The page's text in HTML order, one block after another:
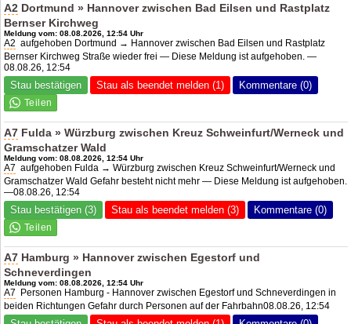
A2 Dortmund » Hannover zwischen Bad Eilsen und Rastplatz
Bernser Kirchweg
Meldung vom: 08.08.2026, 12:54 Uhr
A2 aufgehoben Dortmund → Hannover zwischen Bad Eilsen und Rastplatz
Bernser Kirchweg Straße wieder frei — Diese Meldung ist aufgehoben. —
08.08.26, 12:54
Stau bestätigen Stau als beendet melden (1) Kommentare (0)
A7 Fulda » Würzburg zwischen Kreuz Schweinfurt/Werneck und
Gramschatzer Wald
Meldung vom: 08.08.2026, 12:54 Uhr
A7 aufgehoben Fulda → Würzburg zwischen Kreuz Schweinfurt/Werneck und
Gramschatzer Wald Gefahr besteht nicht mehr — Diese Meldung ist aufgehoben.
—08.08.26, 12:54
Stau bestätigen (3) Stau als beendet melden (3) Kommentare (0)
A7 Hamburg » Hannover zwischen Egestorf und
Schneverdingen
Meldung vom: 08.08.2026, 12:54 Uhr
A7 Personen Hamburg - Hannover zwischen Egestorf und Schneverdingen in
beiden Richtungen Gefahr durch Personen auf der Fahrbahn08.08.26, 12:54